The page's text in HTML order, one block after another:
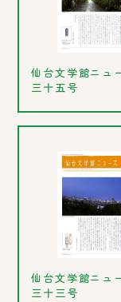
仙台文学館ニュ
三十五号
仙台文学館ニュ
三十三号